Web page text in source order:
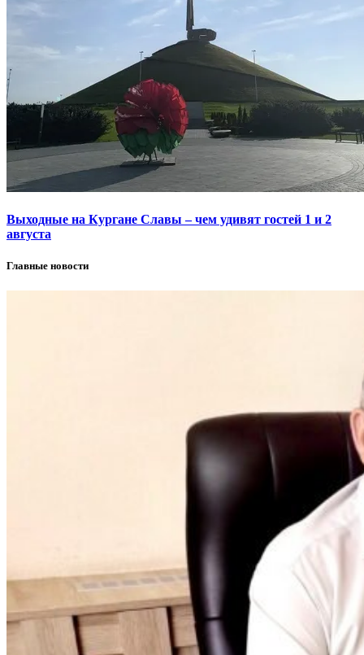
Выходные на Кургане Славы – чем удивят гостей 1 и 2
августа
Главные новости